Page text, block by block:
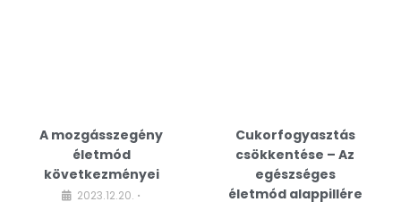
A mozgásszegény
életmód
következményei
2023.12.20. •
Cukorfogyasztás
csökkentése – Az
egészséges
életmód alappillére